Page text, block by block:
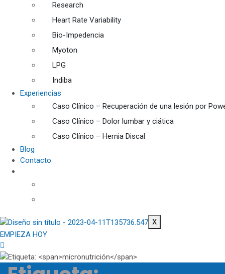
Research
Heart Rate Variability
Bio-Impedencia
Myoton
LPG
Indiba
Experiencias
Caso Clínico – Recuperación de una lesión por
Caso Clínico – Dolor lumbar y ciática
Caso Clínico – Hernia Discal
Blog
Contacto
X
EMPIEZA HOY